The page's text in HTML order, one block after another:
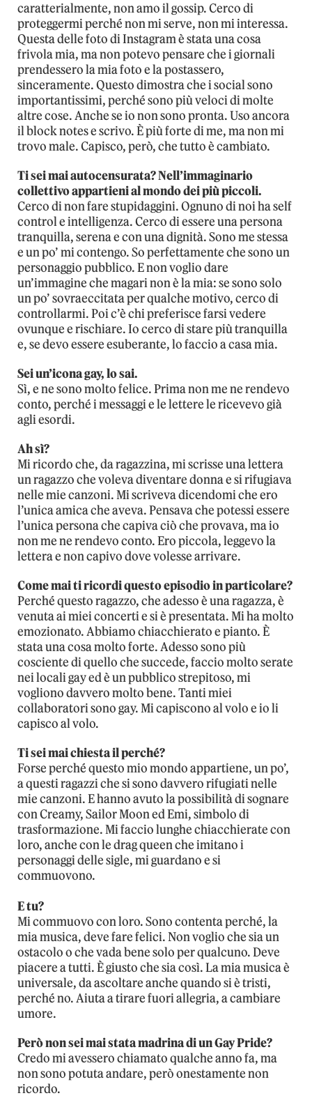
caratterialmente, non amo il gossip. Cerco di
proteggermi perché non mi serve, non mi interessa.
Questa delle foto di Instagram è stata una cosa
frivola mia, ma non potevo pensare che i giornali
prendessero la mia foto e la postassero,
sinceramente. Questo dimostra che i social sono
importantissimi, perché sono più veloci di molte
altre cose. Anche se io non sono pronta. Uso ancora
il block notes e scrivo. È più forte di me, ma non mi
trovo male. Capisco, però, che tutto è cambiato.
Ti sei mai autocensurata? Nell’immaginario
collettivo appartieni al mondo dei più piccoli.
Cerco di non fare stupidaggini. Ognuno di noi ha self
control e intelligenza. Cerco di essere una persona
tranquilla, serena e con una dignità. Sono me stessa
e un po’ mi contengo. So perfettamente che sono un
personaggio pubblico. E non voglio dare
un’immagine che magari non è la mia: se sono solo
un po’ sovraeccitata per qualche motivo, cerco di
controllarmi. Poi c’è chi preferisce farsi vedere
ovunque e rischiare. Io cerco di stare più tranquilla
e, se devo essere esuberante, lo faccio a casa mia.
Sei un’icona gay, lo sai.
Sì, e ne sono molto felice. Prima non me ne rendevo
conto, perché i messaggi e le lettere le ricevevo già
agli esordi.
Ah sì?
Mi ricordo che, da ragazzina, mi scrisse una lettera
un ragazzo che voleva diventare donna e si rifugiava
nelle mie canzoni. Mi scriveva dicendomi che ero
l’unica amica che aveva. Pensava che potessi essere
l’unica persona che capiva ciò che provava, ma io
non me ne rendevo conto. Ero piccola, leggevo la
lettera e non capivo dove volesse arrivare.
Come mai ti ricordi questo episodio in particolare?
Perché questo ragazzo, che adesso è una ragazza, è
venuta ai miei concerti e si è presentata. Mi ha molto
emozionato. Abbiamo chiacchierato e pianto. È
stata una cosa molto forte. Adesso sono più
cosciente di quello che succede, faccio molto serate
nei locali gay ed è un pubblico strepitoso, mi
vogliono davvero molto bene. Tanti miei
collaboratori sono gay. Mi capiscono al volo e io li
capisco al volo.
Ti sei mai chiesta il perché?
Forse perché questo mio mondo appartiene, un po’,
a questi ragazzi che si sono davvero rifugiati nelle
mie canzoni. E hanno avuto la possibilità di sognare
con Creamy, Sailor Moon ed Emi, simbolo di
trasformazione. Mi faccio lunghe chiacchierate con
loro, anche con le drag queen che imitano i
personaggi delle sigle, mi guardano e si
commuovono.
E tu?
Mi commuovo con loro. Sono contenta perché, la
mia musica, deve fare felici. Non voglio che sia un
ostacolo o che vada bene solo per qualcuno. Deve
piacere a tutti. È giusto che sia così. La mia musica è
universale, da ascoltare anche quando si è tristi,
perché no. Aiuta a tirare fuori allegria, a cambiare
umore.
Però non sei mai stata madrina di un Gay Pride?
Credo mi avessero chiamato qualche anno fa, ma
non sono potuta andare, però onestamente non
ricordo.